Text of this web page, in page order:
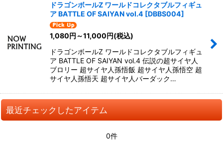
ドラゴンボールZ ワールドコレクタブルフィギュ
ア BATTLE OF SAIYAN vol.4 [DBBS004]
1,080円 ～11,000円(税込)
ドラゴンボールZ ワールドコレクタブルフィギュ
ア BATTLE OF SAIYAN vol.4 伝説の超サイヤ人
ブロリー 超サイヤ人孫悟飯 超サイヤ人孫悟空 超
サイヤ人孫悟天 超サイヤ人バーダック…
最近チェックしたアイテム
0件